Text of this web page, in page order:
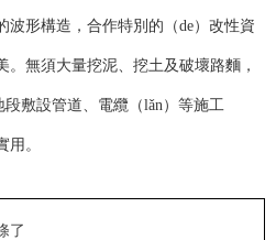
波形構造，合作特別的（de）改性資
無須大量挖泥、挖土及破壞路麵，
敷設管道、電纜（lǎn）等施工
用。
了